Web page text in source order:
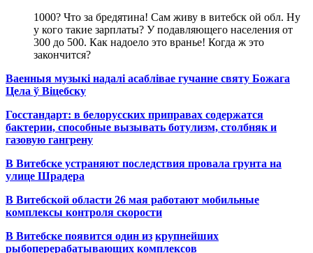
1000? Что за бредятина! Сам живу в витебск ой обл. Ну
у кого такие зарплаты? У подавляющего населения от
300 до 500. Как надоело это вранье! Когда ж это
закончится?
Ваенныя музыкі надалі асаблівае гучанне святу Божага
Цела ў Віцебску
Госстандарт: в белорусских приправах содержатся
бактерии, способные вызывать ботулизм, столбняк и
газовую гангрену
В Витебске устраняют последствия провала грунта на
улице Шрадера
В Витебской области 26 мая работают мобильные
комплексы контроля скорости
В Витебске появится один из крупнейших
рыбоперерабатывающих комплексов